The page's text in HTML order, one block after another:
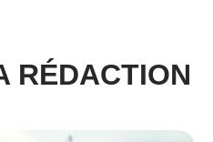
RÉDACTION